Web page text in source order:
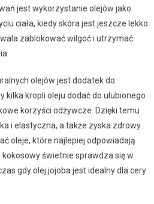
jest wykorzystanie olejów jako
ciała, kiedy skóra jest jeszcze lekko
zablokować wilgoć i utrzymać
olejów jest dodatek do
kilka kropli oleju dodać do ulubionego
korzyści odżywcze. Dzięki temu
i elastyczna, a także zyska zdrowy
oleje, które najlepiej odpowiadają
kokosowy świetnie sprawdza się w
gdy olej jojoba jest idealny dla cery